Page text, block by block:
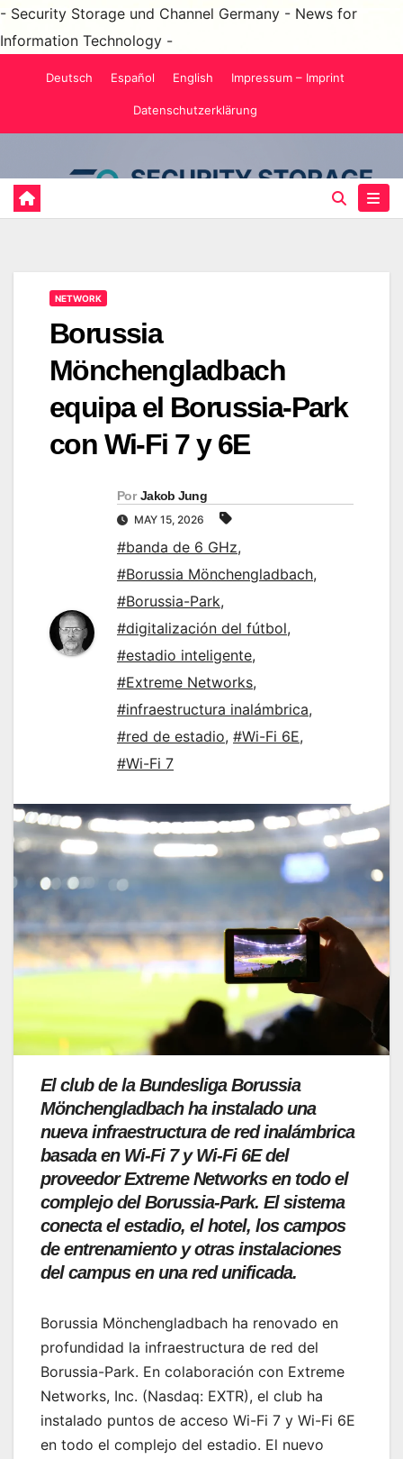
- Security Storage und Channel Germany - News for
Information Technology -
Deutsch Español English Impressum – Imprint
Datenschutzerklärung
NETWORK
Borussia
Mönchengladbach
equipa el Borussia-Park
con Wi-Fi 7 y 6E
Por Jakob Jung
MAY 15, 2026
#banda de 6 GHz,
#Borussia Mönchengladbach,
#Borussia-Park,
#digitalización del fútbol,
#estadio inteligente,
#Extreme Networks,
#infraestructura inalámbrica,
#red de estadio, #Wi-Fi 6E,
#Wi-Fi 7
El club de la Bundesliga Borussia
Mönchengladbach ha instalado una
nueva infraestructura de red inalámbrica
basada en Wi-Fi 7 y Wi-Fi 6E del
proveedor Extreme Networks en todo el
complejo del Borussia-Park. El sistema
conecta el estadio, el hotel, los campos
de entrenamiento y otras instalaciones
del campus en una red unificada.
Borussia Mönchengladbach ha renovado en
profundidad la infraestructura de red del
Borussia-Park. En colaboración con Extreme
Networks, Inc. (Nasdaq: EXTR), el club ha
instalado puntos de acceso Wi-Fi 7 y Wi-Fi 6E
en todo el complejo del estadio. El nuevo